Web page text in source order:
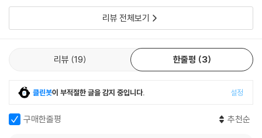
Part 5 스포츠와 일상을 모두 개선하는 기능성 근력 트레이닝
한 다리 운동을 무조건 해야하는 다섯 가지 이유 | 282
01 한 다리 전면 터치 | 286
03 한 다리 데드리프트 | 290
축하드립니다. 여러분께서는 좋은 트레이너의 값진 노하우를 책을 통해 습
득할 수 있는 기회를 얻으셨습니다. 이 책은 이론에만 근거한 것이 아니라,
도록 구성되었습니다. 정확한 지식과 진심이 담긴 이 책이 여러분의 트레
이닝을 더욱 즐겁고 의미 있게 만들어 줄 동반자가 되길 바랍니다.
- 윤진오 (여의도케틀벨 대표)
저자는 부모님도 안심하고 믿고 맡길 수 있는 트레이너로, 트레이너들 사
리뷰 전체보기
리뷰 19 한줄평 3
클린봇이 부적절한 글을 감지 중입니다. 설정
구매한줄평 추천순